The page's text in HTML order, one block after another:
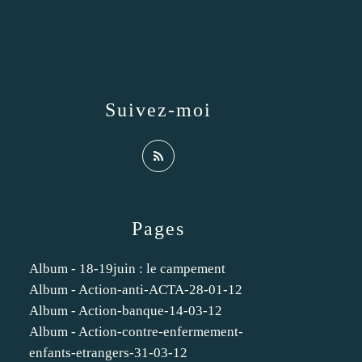
Pages
Album - 18-19juin : le campement
Album - Action-anti-ACTA-28-01-12
Album - Action-banque-14-03-12
Album - Action-contre-enfermement-
enfants-etrangers-31-03-12
Suivez-moi